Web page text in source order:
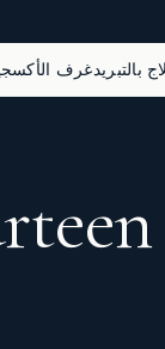
بالتبريدغرف